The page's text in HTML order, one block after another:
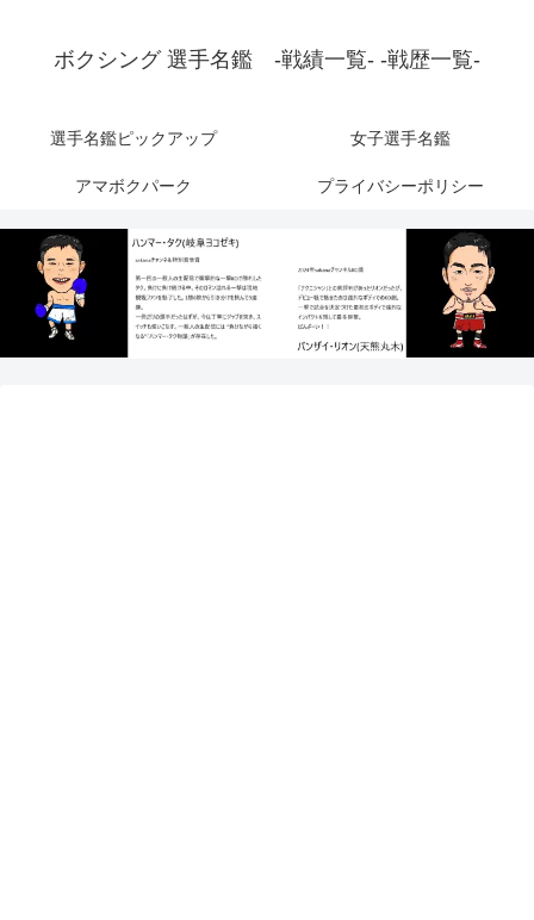
ボクシング 選手名鑑 -戦績一覧- -戦歴一覧-
選手名鑑ピックアップ 女子選手名鑑
アマボクパーク プライバシーポリシー